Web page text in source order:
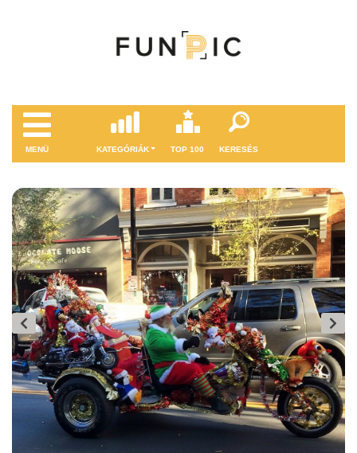
MENÜ KATEGÓRIÁK TOP 100 KERESÉS